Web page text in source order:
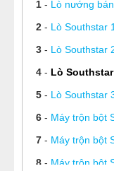
1- Lò nướng
2- Lò Southstar
3- Lò Southstar
4- Lò
5- Lò Southstar
6- Máy trộn bột
7- Máy trộn bột
8- Máy trộn bột